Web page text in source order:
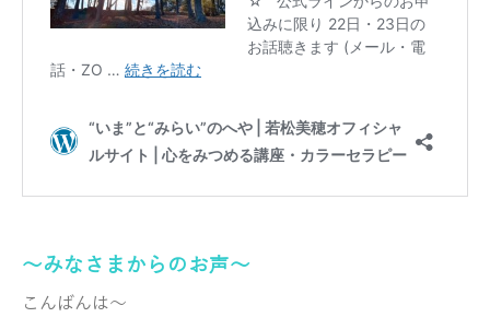
～みなさまからのお声～
こんばんは～